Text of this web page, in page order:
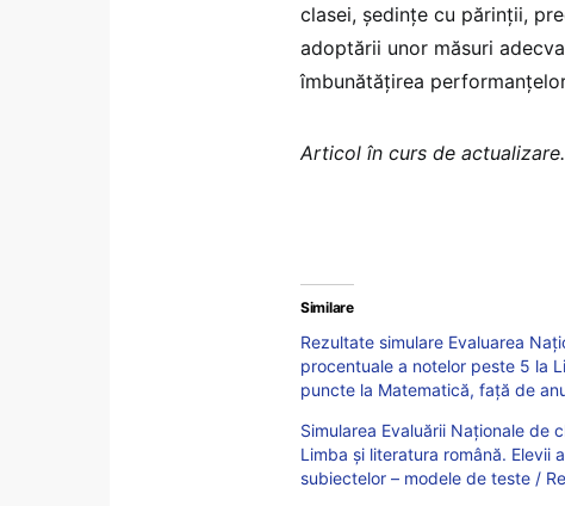
clasei, ședințe cu părinții,
adoptării unor măsuri
îmbunătățirea
Articol în curs de actualizare.
Similare
Rezultate simulare Evaluarea
procentuale a notelor peste 5 la
puncte la Matematică, față de
Simularea Evaluării Naționale de
Limba și literatura română. Elevii
subiectelor – modele de teste /